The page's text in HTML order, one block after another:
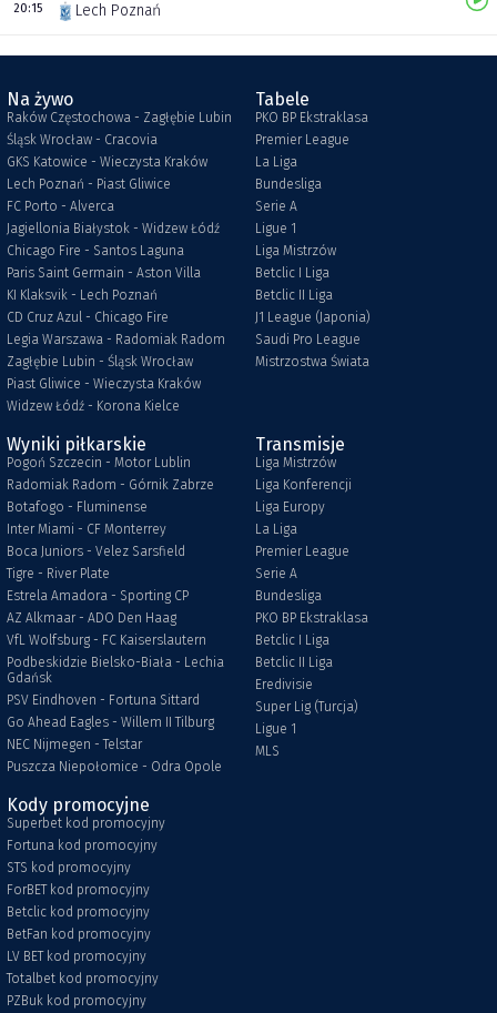
20:15
Lech Poznań
Na żywo
Raków Częstochowa - Zagłębie Lubin
Śląsk Wrocław - Cracovia
GKS Katowice - Wieczysta Kraków
Lech Poznań - Piast Gliwice
FC Porto - Alverca
Jagiellonia Białystok - Widzew Łódź
Chicago Fire - Santos Laguna
Paris Saint Germain - Aston Villa
KI Klaksvik - Lech Poznań
CD Cruz Azul - Chicago Fire
Legia Warszawa - Radomiak Radom
Zagłębie Lubin - Śląsk Wrocław
Piast Gliwice - Wieczysta Kraków
Widzew Łódź - Korona Kielce
Tabele
PKO BP Ekstraklasa
Premier League
La Liga
Bundesliga
Serie A
Ligue 1
Liga Mistrzów
Betclic I Liga
Betclic II Liga
J1 League (Japonia)
Saudi Pro League
Mistrzostwa Świata
Wyniki piłkarskie
Pogoń Szczecin - Motor Lublin
Radomiak Radom - Górnik Zabrze
Botafogo - Fluminense
Inter Miami - CF Monterrey
Boca Juniors - Velez Sarsfield
Tigre - River Plate
Estrela Amadora - Sporting CP
AZ Alkmaar - ADO Den Haag
VfL Wolfsburg - FC Kaiserslautern
Podbeskidzie Bielsko-Biała - Lechia
Gdańsk
PSV Eindhoven - Fortuna Sittard
Go Ahead Eagles - Willem II Tilburg
NEC Nijmegen - Telstar
Puszcza Niepołomice - Odra Opole
Transmisje
Liga Mistrzów
Liga Konferencji
Liga Europy
La Liga
Premier League
Serie A
Bundesliga
PKO BP Ekstraklasa
Betclic I Liga
Betclic II Liga
Eredivisie
Super Lig (Turcja)
Ligue 1
MLS
Kody promocyjne
Superbet kod promocyjny
Fortuna kod promocyjny
STS kod promocyjny
ForBET kod promocyjny
Betclic kod promocyjny
BetFan kod promocyjny
LV BET kod promocyjny
Totalbet kod promocyjny
PZBuk kod promocyjny